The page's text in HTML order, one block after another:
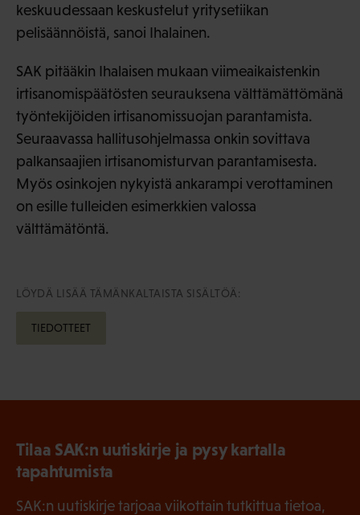
keskuudessaan keskustelut yritysetiikan
pelisäännöistä, sanoi Ihalainen.
SAK pitääkin Ihalaisen mukaan viimeaikaistenkin
irtisanomispäätösten seurauksena välttämättömänä
työntekijöiden irtisanomissuojan parantamista.
Seuraavassa hallitusohjelmassa onkin sovittava
palkansaajien irtisanomisturvan parantamisesta.
Myös osinkojen nykyistä ankarampi verottaminen
on esille tulleiden esimerkkien valossa
välttämätöntä.
LÖYDÄ LISÄÄ TÄMÄNKALTAISTA SISÄLTÖÄ:
TIEDOTTEET
Tilaa SAK:n uutiskirje ja pysy kartalla
tapahtumista
SAK:n uutiskirje tarjoaa viikottain tutkittua tietoa,